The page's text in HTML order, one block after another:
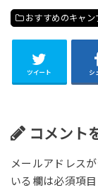
おすすめのキャン
ツイート シ
コメント
メールアドレス
いる欄は必須項